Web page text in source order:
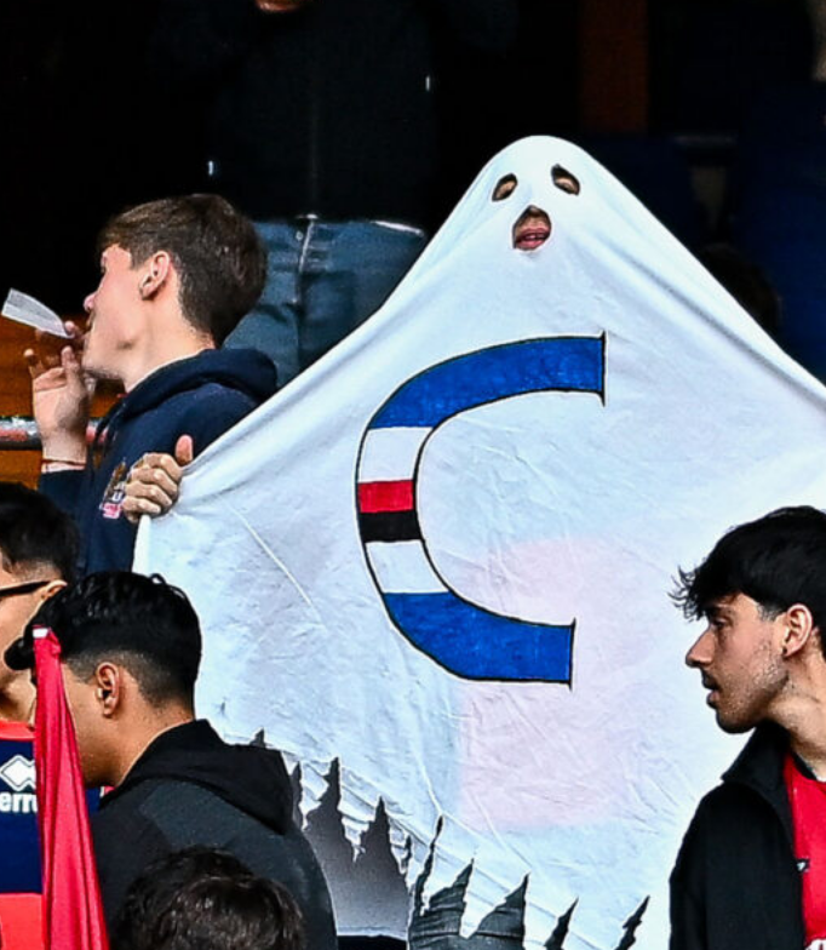
Genoa su Cheddira: duello con il
Gudmundsson può lasciare la
Fiorentina: il Genoa osserva, ritorno
possibile?
8 Agosto 2026